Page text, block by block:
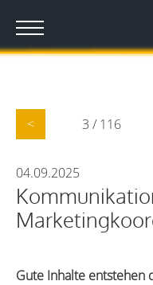
< 3 / 116
04.09.2025
Gute Inhalte entstehen